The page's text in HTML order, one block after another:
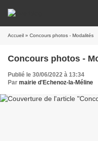
Accueil » Concours photos - Modalités
Concours photos -
Publié le 30/06/2022 à 13:34
Par mairie d'Echenoz-la-Méline